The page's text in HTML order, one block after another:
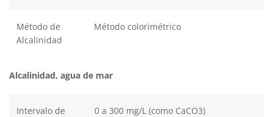
Método de
Alcalinidad
Método colorimétrico
Alcalinidad, agua de mar
Intervalo de
0 a 300 mg/L (como CaCO3)